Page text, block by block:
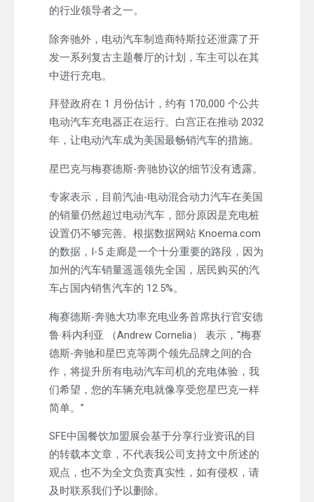
的行业领导者之一。
除奔驰外，电动汽车制造商特斯拉还泄露了开
发一系列复古主题餐厅的计划，车主可以在其
中进行充电。
拜登政府在 1 月份估计，约有 170,000 个公共
电动汽车充电器正在运行。白宫正在推动 2032
年，让电动汽车成为美国最畅销汽车的措施。
星巴克与梅赛德斯-奔驰协议的细节没有透露。
专家表示，目前汽油-电动混合动力汽车在美国
的销量仍然超过电动汽车，部分原因是充电桩
设置仍不够完善。根据数据网站 Knoema.com
的数据，I-5 走廊是一个十分重要的路段，因为
加州的汽车销量遥遥领先全国，居民购买的汽
车占国内销售汽车的 12.5%。
梅赛德斯-奔驰大功率充电业务首席执行官安德
鲁·科内利亚 （Andrew Cornelia） 表示，“梅赛
德斯-奔驰和星巴克等两个领先品牌之间的合
作，将提升所有电动汽车司机的充电体验，我
们希望，您的车辆充电就像享受您星巴克一样
简单。”
SFE中国餐饮加盟展会基于分享行业资讯的目
的转载本文章，不代表我公司支持文中所述的
观点，也不为全文负责真实性，如有侵权，请
及时联系我们予以删除。